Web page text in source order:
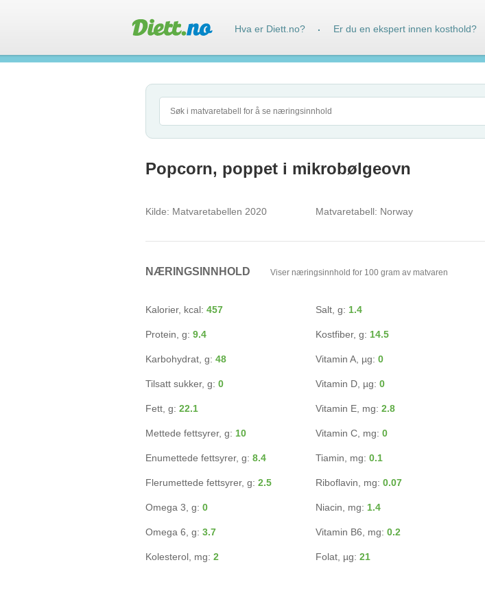
Popcorn, poppet i mikrobølgeovn
Kilde: Matvaretabellen 2020 Matvaretabell: Norway
NÆRINGSINNHOLD Viser næringsinnhold for 100 gram av matvaren
Kalorier, kcal: 457
Protein, g: 9.4
Karbohydrat, g: 48
Tilsatt sukker, g: 0
Fett, g: 22.1
Mettede fettsyrer, g: 10
Enumettede fettsyrer, g: 8.4
Flerumettede fettsyrer, g: 2.5
Omega 3, g: 0
Omega 6, g: 3.7
Kolesterol, mg: 2
Salt, g: 1.4
Kostfiber, g: 14.5
Vitamin A, µg: 0
Vitamin D, µg: 0
Vitamin E, mg: 2.8
Vitamin C, mg: 0
Tiamin, mg: 0.1
Riboflavin, mg: 0.07
Niacin, mg: 1.4
Vitamin B6, mg: 0.2
Folat, µg: 21
Hva er Diett.no? · Er du en ekspert innen kosthold?